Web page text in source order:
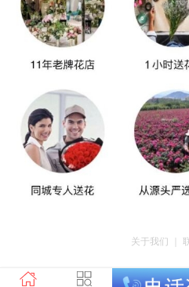
关于我们
版权所有：荣昌区昌州街道爱神鲜花店
南段3号35幢4-20 电话